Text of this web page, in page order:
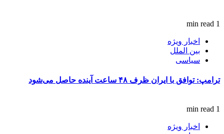
1 min read
اخبار ویژه
بین الملل
سیاسی
ترامپ: توافق با ایران ظرف ۴۸ ساعت آینده حاصل می‌شود
1 min read
اخبار ویژه